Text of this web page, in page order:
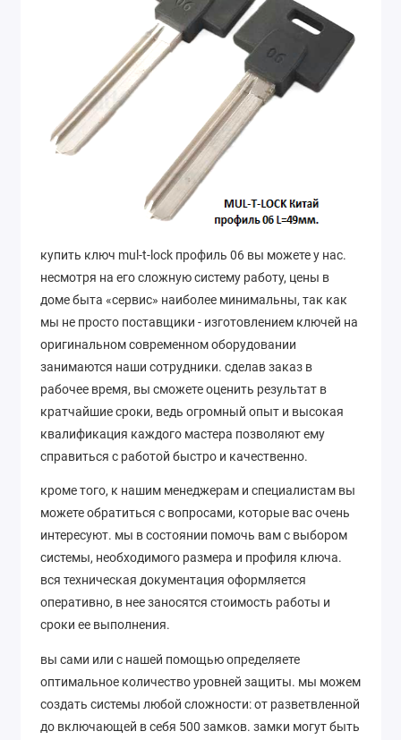
купить ключ mul-t-lock профиль 06 вы можете у нас.
несмотря на его сложную систему работу, цены в
доме быта «сервис» наиболее минимальны, так как
мы не просто поставщики - изготовлением ключей на
оригинальном современном оборудовании
занимаются наши сотрудники. сделав заказ в
рабочее время, вы сможете оценить результат в
кратчайшие сроки, ведь огромный опыт и высокая
квалификация каждого мастера позволяют ему
справиться с работой быстро и качественно.
кроме того, к нашим менеджерам и специалистам вы
можете обратиться с вопросами, которые вас очень
интересуют. мы в состоянии помочь вам с выбором
системы, необходимого размера и профиля ключа.
вся техническая документация оформляется
оперативно, в нее заносятся стоимость работы и
сроки ее выполнения.
вы сами или с нашей помощью определяете
оптимальное количество уровней защиты. мы можем
создать системы любой сложности: от разветвленной
до включающей в себя 500 замков. замки могут быть